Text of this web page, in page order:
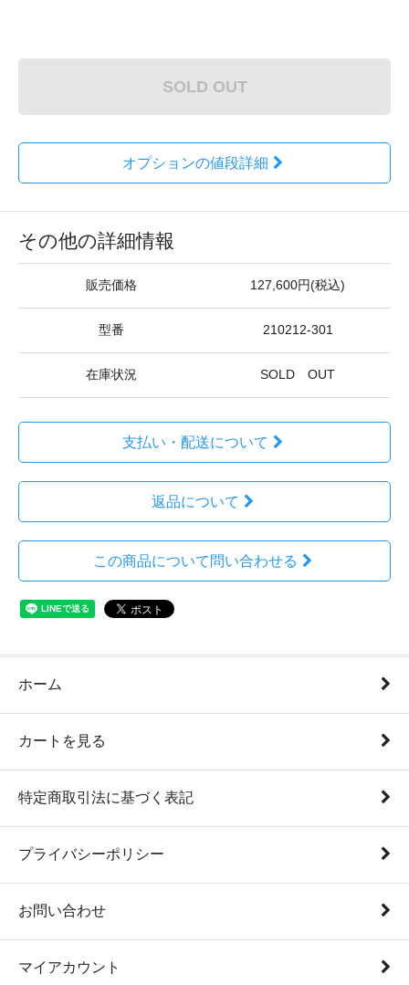
SOLD OUT
オプションの値段詳細
その他の詳細情報
販売価格 127,600円(税込)
型番 210212-301
在庫状況 SOLD OUT
支払い・配送について
返品について
この商品について問い合わせる
ホーム
カートを見る
特定商取引法に基づく表記
プライバシーポリシー
お問い合わせ
マイアカウント